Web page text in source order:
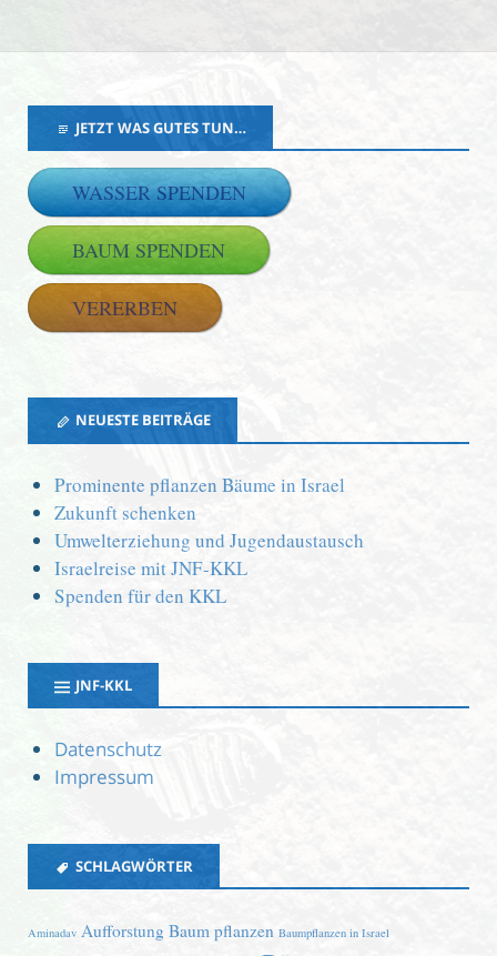
JETZT WAS GUTES TUN…
WASSER SPENDEN
BAUM SPENDEN
VERERBEN
NEUESTE BEITRÄGE
Prominente pflanzen Bäume in Israel
Zukunft schenken
Umwelterziehung und Jugendaustausch
Israelreise mit JNF-KKL
Spenden für den KKL
JNF-KKL
Datenschutz
Impressum
SCHLAGWÖRTER
Aminadav Aufforstung Baum pflanzen Baumpflanzen in Israel